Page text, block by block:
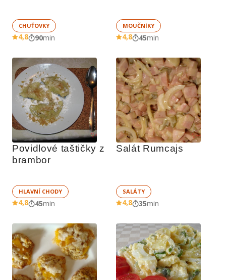
CHUŤOVKY
4,8 90min
MOUČNÍKY
4,8 45min
Povidlové taštičky z
brambor
HLAVNÍ CHODY
4,8 45min
Salát Rumcajs
SALÁTY
4,8 35min